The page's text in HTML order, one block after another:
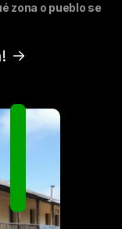
zona o pueblo se